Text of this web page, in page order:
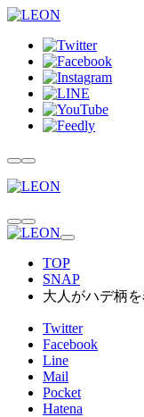
TOP
SNAP
大人がハデ柄
Twitter
Facebook
Line
Mail
Pocket
Hatena